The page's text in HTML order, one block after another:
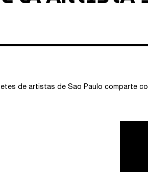
de artistas de Sao Paulo comparte